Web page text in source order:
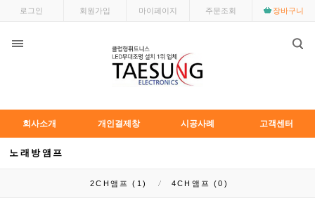
로그인 회원가입 마이페이지 주문조회 장바구니
회사소개 개인결제창 시공사례 고객센터
노래방앰프
2CH앰프 (1) 4CH앰프 (0)